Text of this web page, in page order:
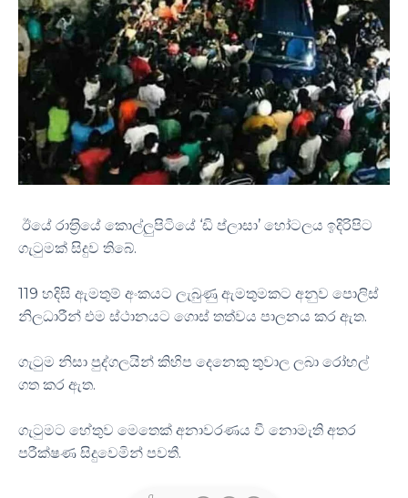
ඊයේ රාත‍්‍රියේ කොල්ලුපිටියේ ‘ඩි ප්ලාසා’ හෝටලය ඉදිරිපිට
ගැටුමක් සිදුව තිබේ.
119 හදිසි ඇමතුම් අංකයට ලැබුණු ඇමතුමකට අනුව පොලිස්
නිලධාරීන් එම ස්ථානයට ගොස් තත්වය පාලනය කර ඇත.
ගැටුම නිසා පුද්ගලයින් කිහිප දෙනෙකු තුවාල ලබා රෝහල්
ගත කර ඇත.
ගැටුමට හේතුව මෙතෙක් අනාවරණය වී නොමැති අතර
පරීක්ෂණ සිදුවෙමින් පවතී.